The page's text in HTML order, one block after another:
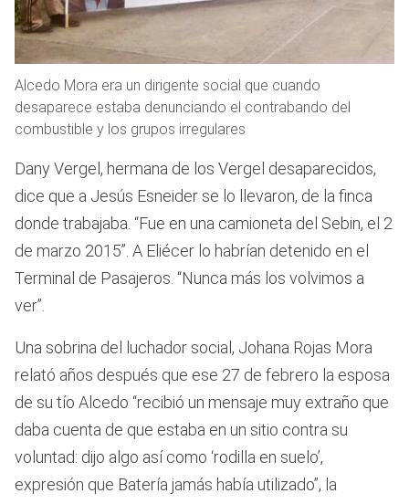
Alcedo Mora era un dirigente social que cuando
desaparece estaba denunciando el contrabando del
combustible y los grupos irregulares
Dany Vergel, hermana de los Vergel desaparecidos,
dice que a Jesús Esneider se lo llevaron, de la finca
donde trabajaba. “Fue en una camioneta del Sebin, el 2
de marzo 2015”. A Eliécer lo habrían detenido en el
Terminal de Pasajeros. “Nunca más los volvimos a
ver”.
Una sobrina del luchador social, Johana Rojas Mora
relató años después que ese 27 de febrero la esposa
de su tío Alcedo “recibió un mensaje muy extraño que
daba cuenta de que estaba en un sitio contra su
voluntad: dijo algo así como ‘rodilla en suelo’,
expresión que Batería jamás había utilizado”, la